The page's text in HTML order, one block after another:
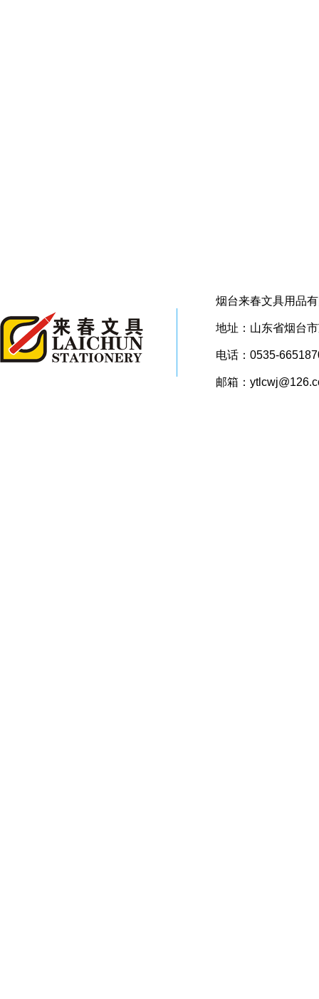
烟台来春文具用品
地址：山东省烟台
电话：0535-
邮箱：